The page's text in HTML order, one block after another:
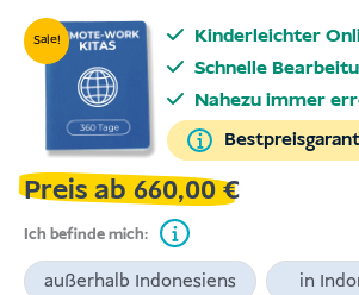
Sale!
Kinderleichter
Schnelle
Nahezu immer
Preis ab 660,00€
Ich befinde mich:
außerhalb Indonesiens in
€